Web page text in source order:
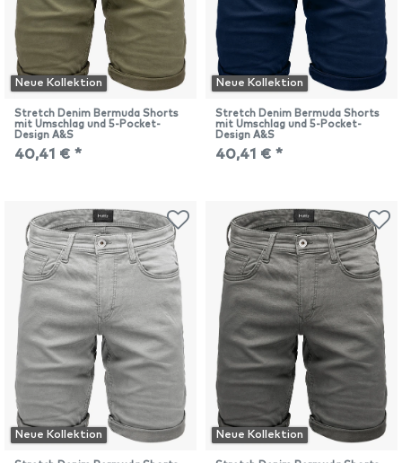
Neue Kollektion
Stretch Denim Bermuda Shorts
mit Umschlag und 5-Pocket-
Design A&S
40,41 € *
Neue Kollektion
Stretch Denim Bermuda Shorts
mit Umschlag und 5-Pocket-
Design A&S
40,41 € *
Neue Kollektion Neue Kollektion